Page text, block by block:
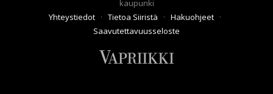
kaupunki
Yhteystiedot · Tietoa Siiristä · Hakuohjeet ·
Saavutettavuusseloste